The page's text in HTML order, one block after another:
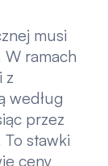
musi
ramach
z
według
przez
stawki
ceny